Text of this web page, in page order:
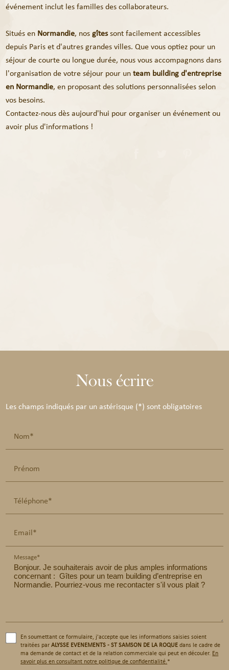
événement inclut les familles des collaborateurs.
Situés en Normandie, nosgîtessont facilement accessibles
depuis Paris et d'autres grandes villes. Que vous optiez pour un
séjour de courte ou longue durée, nous vous accompagnons dans
l'organisation de votre séjour pour unteam building d'entreprise
en Normandie, en proposant des solutions personnalisées selon
vos besoins.
Contactez-nous dès aujourd'hui pour organiser un événement ou
avoir plus d'informations !
Nous écrire
Les champs indiqués par un astérisque (*) sont obligatoires
Nom*
Prénom
Téléphone*
Email*
Message*
En soumettant ce formulaire, j'accepte que les informations saisies soient
traitées parALYSSE EVENEMENTS - ST SAMSON DE LA ROQUEdans le cadre de
ma demande de contact et de la relation commerciale qui peut en découler. En
savoir plus en consultant notre politique de confidentialité.*